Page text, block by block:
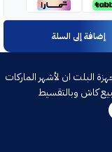
إضافة إلى السلة
البلت ان لأشهر الماركات
كاش وبالتقسيط